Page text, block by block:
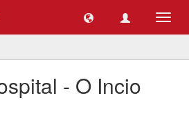
- O Incio